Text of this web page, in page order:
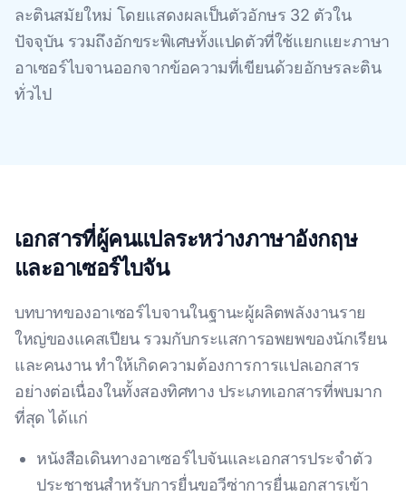
ละตินสมัยใหม่ โดยแสดงผลเป็นตัวอักษร 32 ตัวใน
ปัจจุบัน รวมถึงอักขระพิเศษทั้งแปดตัวที่ใช้แยกแยะภาษา
อาเซอร์ไบจานออกจากข้อความที่เขียนด้วยอักษรละติน
ทั่วไป
เอกสารที่ผู้คนแปลระหว่างภาษาอังกฤษ
และอาเซอร์ไบจัน
บทบาทของอาเซอร์ไบจานในฐานะผู้ผลิตพลังงานราย
ใหญ่ของแคสเปียน รวมกับกระแสการอพยพของนักเรียน
และคนงาน ทําให้เกิดความต้องการการแปลเอกสาร
อย่างต่อเนื่องในทั้งสองทิศทาง ประเภทเอกสารที่พบมาก
ที่สุด ได้แก่
หนังสือเดินทางอาเซอร์ไบจันและเอกสารประจําตัว
ประชาชนสําหรับการยื่นขอวีซ่าการยื่นเอกสารเข้า